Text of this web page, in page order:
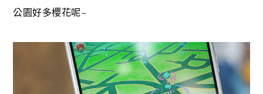
公園好多櫻花呢~